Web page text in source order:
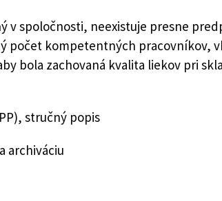
neexistuje presne
počet kompetentných pracovníkov,
bola zachovaná kvalita liekov pri
stručný popis
archiváciu